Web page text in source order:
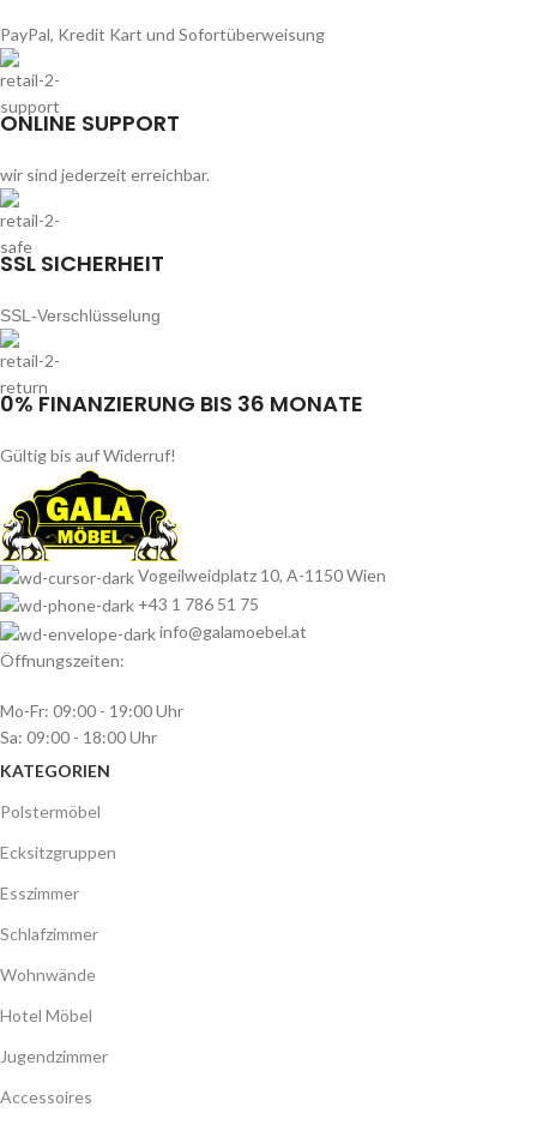
PayPal, Kredit Kart und Sofortüberweisung
ONLINE SUPPORT
wir sind jederzeit erreichbar.
SSL SICHERHEIT
SSL-Verschlüsselung
0% FINANZIERUNG BIS 36 MONATE
Gültig bis auf Widerruf!
Vogeilweidplatz 10, A-1150 Wien
+43 1 786 51 75
info@galamoebel.at
Öffnungszeiten:
Mo-Fr: 09:00 - 19:00 Uhr
Sa: 09:00 - 18:00 Uhr
KATEGORIEN
Polstermöbel
Ecksitzgruppen
Esszimmer
Schlafzimmer
Wohnwände
Hotel Möbel
Jugendzimmer
Accessoires